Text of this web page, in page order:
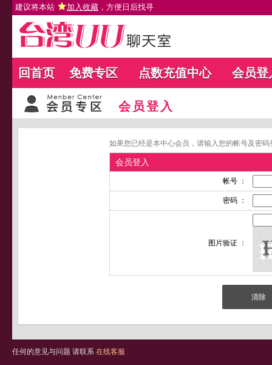
建议将本站 加入收藏 ，方便日后找寻
回首页 免费专区 点数充值中心 会员登
会员登入
如果您已经是本中心会员，请输入您的帐号及密
会员登入
帐号 ：
密码 ：
图片验证 ：
任何的意见与问题 请联系 在线客服